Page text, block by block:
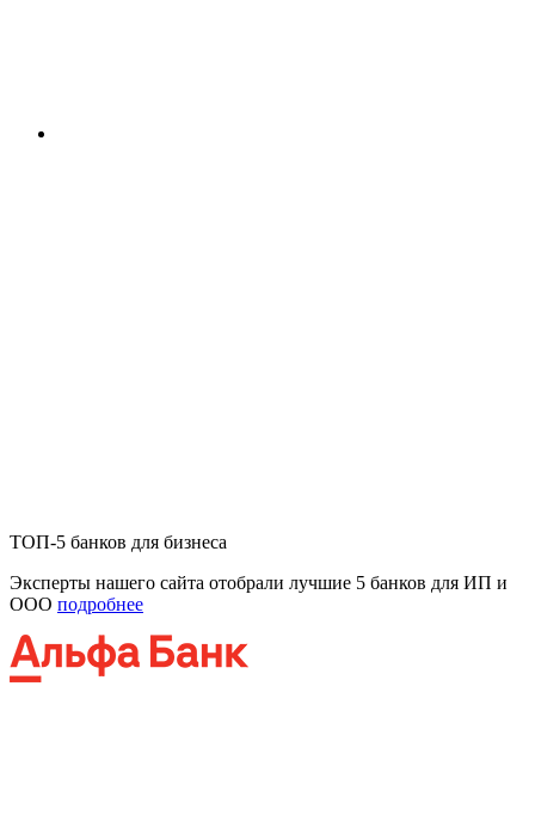
ТОП-5 банков для бизнеса
Эксперты нашего сайта отобрали лучшие 5 банков для ИП и
ООО подробнее